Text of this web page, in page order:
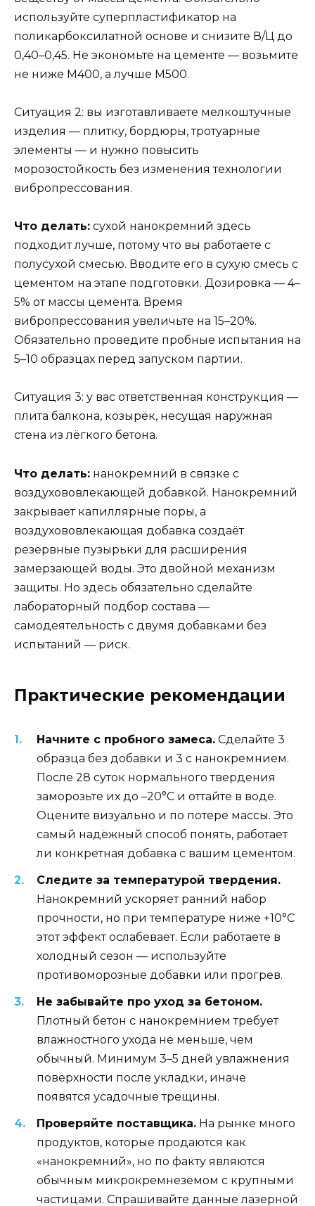
используйте суперпластификатор на
поликарбоксилатной основе и снизите В/Ц до
0,40–0,45. Не экономьте на цементе — возьмите
не ниже М400, а лучше М500.
Ситуация 2: вы изготавливаете мелкоштучные
изделия — плитку, бордюры, тротуарные
элементы — и нужно повысить
морозостойкость без изменения технологии
вибропрессования.
Что делать: сухой нанокремний здесь
подходит лучше, потому что вы работаете с
полусухой смесью. Вводите его в сухую смесь с
цементом на этапе подготовки. Дозировка — 4–
5% от массы цемента. Время
вибропрессования увеличьте на 15–20%.
Обязательно проведите пробные испытания на
5–10 образцах перед запуском партии.
Ситуация 3: у вас ответственная конструкция —
плита балкона, козырёк, несущая наружная
стена из лёгкого бетона.
Что делать: нанокремний в связке с
воздухововлекающей добавкой. Нанокремний
закрывает капиллярные поры, а
воздухововлекающая добавка создаёт
резервные пузырьки для расширения
замерзающей воды. Это двойной механизм
защиты. Но здесь обязательно сделайте
лабораторный подбор состава —
самодеятельность с двумя добавками без
испытаний — риск.
Практические рекомендации
Начните с пробного замеса. Сделайте 3
образца без добавки и 3 с нанокремнием.
После 28 суток нормального твердения
заморозьте их до –20°C и оттайте в воде.
Оцените визуально и по потере массы. Это
самый надёжный способ понять, работает
ли конкретная добавка с вашим цементом.
Следите за температурой твердения.
Нанокремний ускоряет ранний набор
прочности, но при температуре ниже +10°C
этот эффект ослабевает. Если работаете в
холодный сезон — используйте
противоморозные добавки или прогрев.
Не забывайте про уход за бетоном.
Плотный бетон с нанокремнием требует
влажностного ухода не меньше, чем
обычный. Минимум 3–5 дней увлажнения
поверхности после укладки, иначе
появятся усадочные трещины.
Проверяйте поставщика. На рынке много
продуктов, которые продаются как
«нанокремний», но по факту являются
обычным микрокремнезёмом с крупными
частицами. Спрашивайте данные лазерной